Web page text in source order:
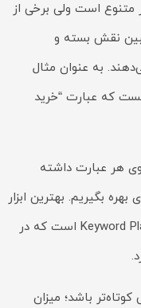
متنوع است ولی برخی از
نقش بسته و
به عنوان مثال
که عبارت “خرید
هر عبارت داشته
بگیریم. بهترین ابزار
برای تخمین میزان جستجوی کلمات، Keyword Planner است که در
باشد؛ میزان